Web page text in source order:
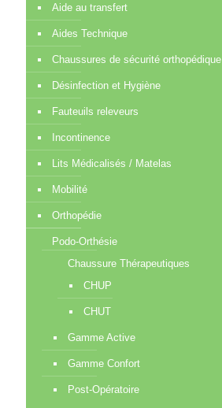
Aide au transfert
Aides Technique
Chaussures de sécurité orthopédique
Désinfection et Hygiène
Fauteuils releveurs
Incontinence
Lits Médicalisés / Matelas
Mobilité
Orthopédie
Podo-Orthésie
Chaussure Thérapeutiques
CHUP
CHUT
Gamme Active
Gamme Confort
Post-Opératoire